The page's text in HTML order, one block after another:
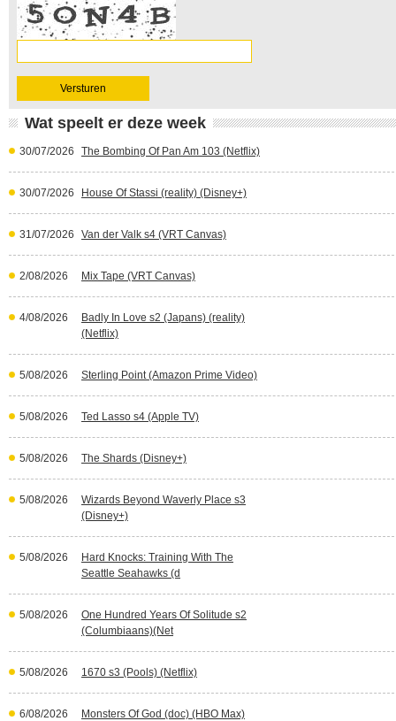
Wat speelt er deze week
30/07/2026 The Bombing Of Pan Am 103 (Netflix)
30/07/2026 House Of Stassi (reality) (Disney+)
31/07/2026 Van der Valk s4 (VRT Canvas)
2/08/2026 Mix Tape (VRT Canvas)
4/08/2026
Badly In Love s2 (Japans) (reality)
(Netflix)
5/08/2026 Sterling Point (Amazon Prime Video)
5/08/2026 Ted Lasso s4 (Apple TV)
5/08/2026 The Shards (Disney+)
5/08/2026
Wizards Beyond Waverly Place s3
(Disney+)
5/08/2026
Hard Knocks: Training With The
Seattle Seahawks (d
5/08/2026
One Hundred Years Of Solitude s2
(Columbiaans)(Net
5/08/2026 1670 s3 (Pools) (Netflix)
6/08/2026 Monsters Of God (doc) (HBO Max)